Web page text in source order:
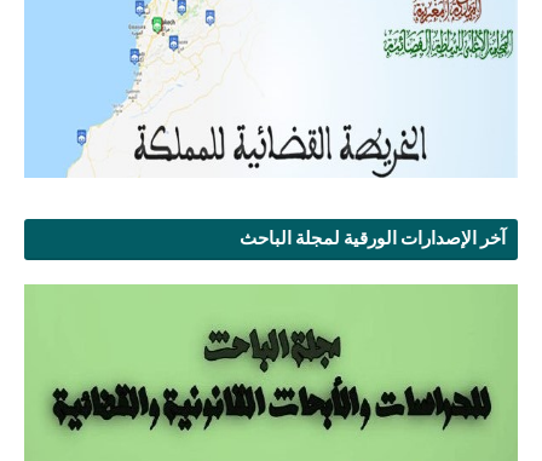
آخر الإصدارات الورقية لمجلة الباحث